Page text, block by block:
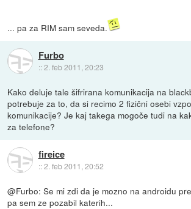
... pa za RIM sam seveda.
Furbo
::2. feb 2011, 20:23
Kako deluje tale šifrirana komunikacija na
potrebuje za to, da si recimo 2 fizični osebi
komunikacije? Je kaj takega mogoče tudi na
za telefone?
fireice
::2. feb 2011, 20:52
@Furbo: Se mi zdi da je mozno na androidu
pa sem ze pozabil katerih...